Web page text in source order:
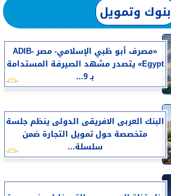
بنوك وتمويل
«مصرف أبو ظبي الإسلامي- مصر ADIB-
Egypt» يتصدر مشهد الصيرفة المستدامة
بـ 9...
البنك العربى الافريقى الدولى ينظم جلسة
متخصصة حول تمويل التجارة ضمن
سلسلة...